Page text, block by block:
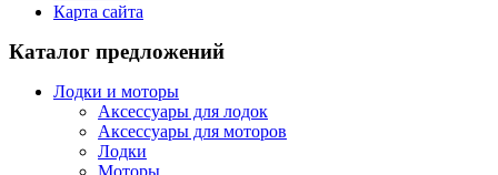
Карта сайта
Каталог предложений
Лодки и моторы
Аксессуары для лодок
Аксессуары для моторов
Лодки
Моторы